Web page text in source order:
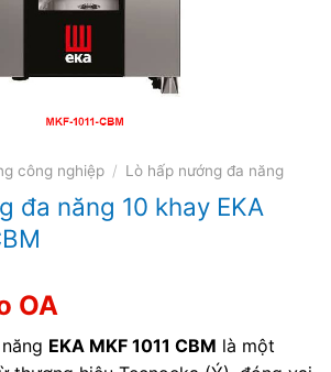
công nghiệp / Lò hấp nướng đa năng
đa năng 10 khay EKA
OA
EKA MKF 1011 CBM là một